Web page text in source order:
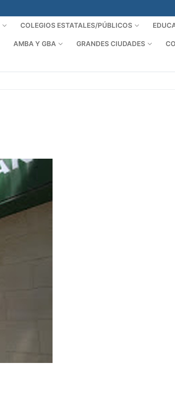
COLEGIOS ESTATALES/PÚBLICOS
AMBA Y GBA GRANDES CIUDADES